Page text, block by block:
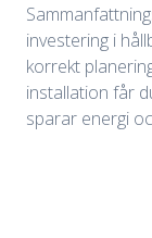
investering i
korrekt
installation får
sparar energi